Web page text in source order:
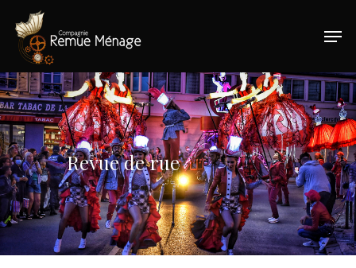
Hit enter to search or ESC to close
Revue de rue